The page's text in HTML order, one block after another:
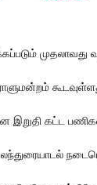
முதலாவது
இறுதி கட்ட